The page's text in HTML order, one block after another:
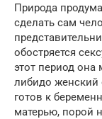
Природа
сделать сам
обостряется
этот период
либидо женский
готов к
матерью, порой